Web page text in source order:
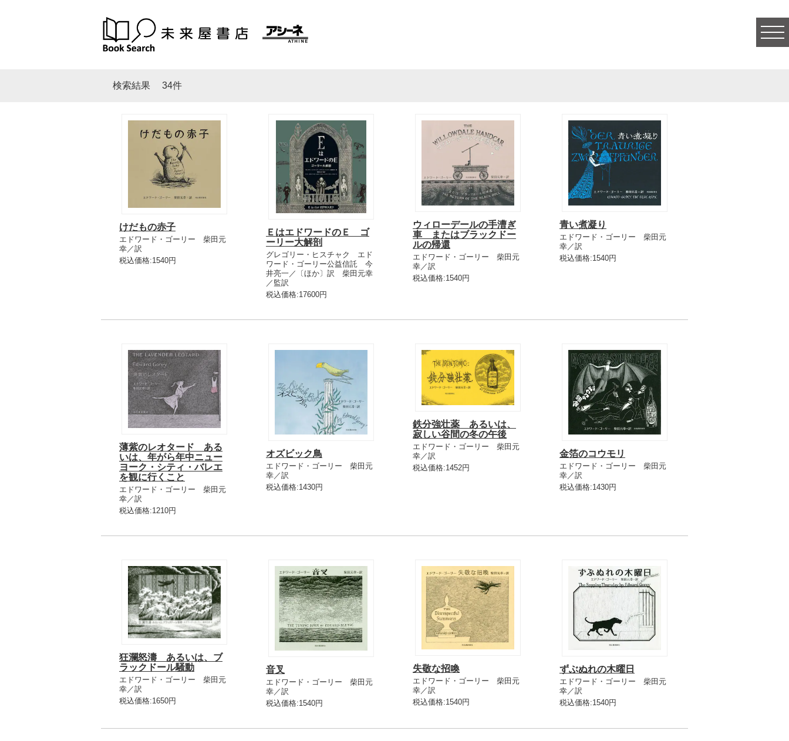
検索結果 34件
けだもの赤子
エドワード・ゴーリー 柴田元
幸／訳
税込価格:1540円
ＥはエドワードのＥ ゴ
ーリー大解剖
グレゴリー・ヒスチャク エド
ワード・ゴーリー公益信託 今
井亮一／〔ほか〕訳 柴田元幸
／監訳
税込価格:17600円
ウィローデールの手漕ぎ
車 またはブラックドー
ルの帰還
エドワード・ゴーリー 柴田元
幸／訳
税込価格:1540円
青い煮凝り
エドワード・ゴーリー 柴田元
幸／訳
税込価格:1540円
薄紫のレオタード ある
いは、年がら年中ニュー
ヨーク・シティ・バレエ
を観に行くこと
エドワード・ゴーリー 柴田元
幸／訳
税込価格:1210円
オズビック鳥
エドワード・ゴーリー 柴田元
幸／訳
税込価格:1430円
鉄分強壮薬 あるいは、
寂しい谷間の冬の午後
エドワード・ゴーリー 柴田元
幸／訳
税込価格:1452円
金箔のコウモリ
エドワード・ゴーリー 柴田元
幸／訳
税込価格:1430円
狂瀾怒濤 あるいは、ブ
ラックドール騒動
エドワード・ゴーリー 柴田元
幸／訳
税込価格:1650円
音叉
エドワード・ゴーリー 柴田元
幸／訳
税込価格:1540円
失敬な招喚
エドワード・ゴーリー 柴田元
幸／訳
税込価格:1540円
ずぶぬれの木曜日
エドワード・ゴーリー 柴田元
幸／訳
税込価格:1540円